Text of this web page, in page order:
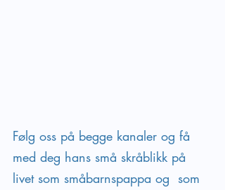
Følg oss på begge kanaler og få
med deg hans små skråblikk på
livet som småbarnspappa og  som